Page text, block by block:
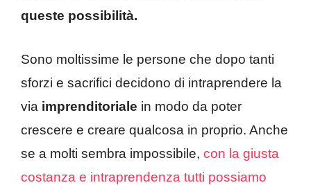
queste possibilità.
Sono moltissime le persone che dopo tanti
sforzi e sacrifici decidono di intraprendere la
via imprenditoriale in modo da poter
crescere e creare qualcosa in proprio. Anche
se a molti sembra impossibile, con la giusta
costanza e intraprendenza tutti possiamo